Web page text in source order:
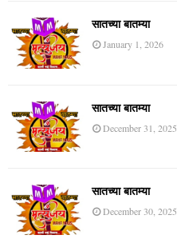
सातच्या बातम्या
January 1, 2026
सातच्या बातम्या
December 31, 2025
सातच्या बातम्या
December 30, 2025